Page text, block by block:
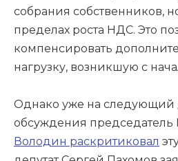
собрания собственников,
пределах роста НДС. Это
компенсировать
нагрузку, возникшую с
Однако уже на следующий
обсуждения председатель
Володин раскритиковал